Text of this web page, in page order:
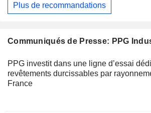
Plus de recommandations
Communiqués de Presse: PPG
PPG investit dans une ligne d’essai
revêtements durcissables par
France